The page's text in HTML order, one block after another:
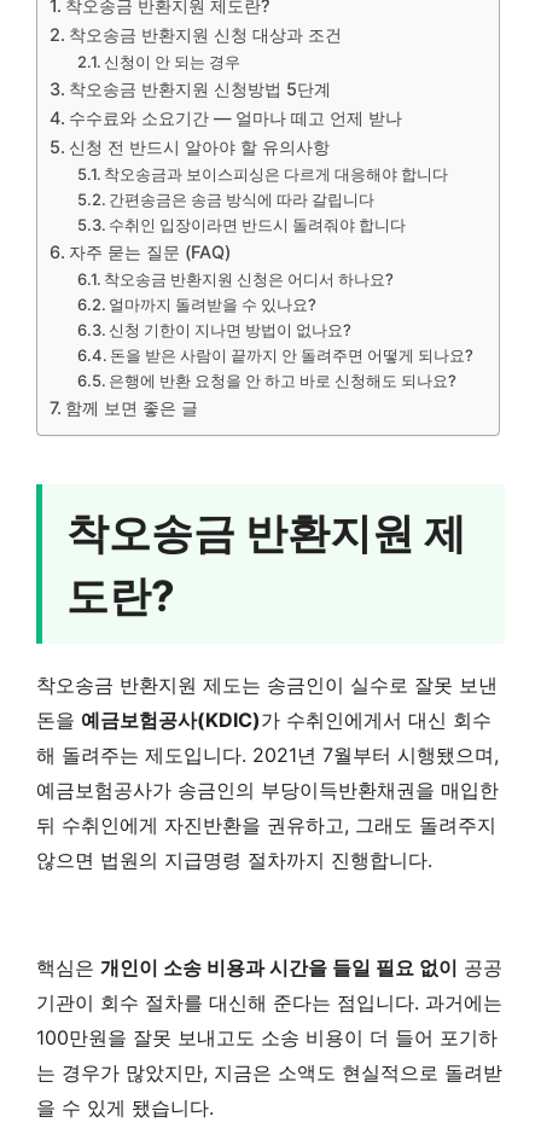
착오송금 반환지원 제도란?
착오송금 반환지원 신청 대상과 조건
신청이 안 되는 경우
착오송금 반환지원 신청방법 5단계
수수료와 소요기간 — 얼마나 떼고 언제 받나
신청 전 반드시 알아야 할 유의사항
착오송금과 보이스피싱은 다르게 대응해야 합니다
간편송금은 송금 방식에 따라 갈립니다
수취인 입장이라면 반드시 돌려줘야 합니다
자주 묻는 질문 (FAQ)
착오송금 반환지원 신청은 어디서 하나요?
얼마까지 돌려받을 수 있나요?
신청 기한이 지나면 방법이 없나요?
돈을 받은 사람이 끝까지 안 돌려주면 어떻게 되나요?
은행에 반환 요청을 안 하고 바로 신청해도 되나요?
함께 보면 좋은 글
착오송금 반환지원 제
도란?
착오송금 반환지원 제도는 송금인이 실수로 잘못 보낸
돈을 예금보험공사(KDIC)가 수취인에게서 대신 회수
해 돌려주는 제도입니다. 2021년 7월부터 시행됐으며,
예금보험공사가 송금인의 부당이득반환채권을 매입한
뒤 수취인에게 자진반환을 권유하고, 그래도 돌려주지
않으면 법원의 지급명령 절차까지 진행합니다.
핵심은 개인이 소송 비용과 시간을 들일 필요 없이 공공
기관이 회수 절차를 대신해 준다는 점입니다. 과거에는
100만원을 잘못 보내고도 소송 비용이 더 들어 포기하
는 경우가 많았지만, 지금은 소액도 현실적으로 돌려받
을 수 있게 됐습니다.